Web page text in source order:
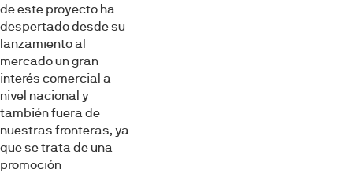
de este proyecto ha
despertado desde su
lanzamiento al
mercado un gran
interés comercial a
nivel nacional y
también fuera de
nuestras fronteras, ya
que se trata de una
promoción